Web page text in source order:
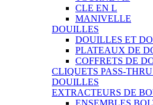
CLE EN L
MANIVELLE
DOUILLES
DOUILLES ET
PLATEAUX DE
COFFRETS DE
CLIQUETS PASS-
DOUILLES
EXTRACTEURS DE